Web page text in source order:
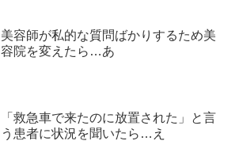
美容師が私的な質問ばかりするため美
容院を変えたら…あ
「救急車で来たのに放置された」と言
う患者に状況を聞いたら…え